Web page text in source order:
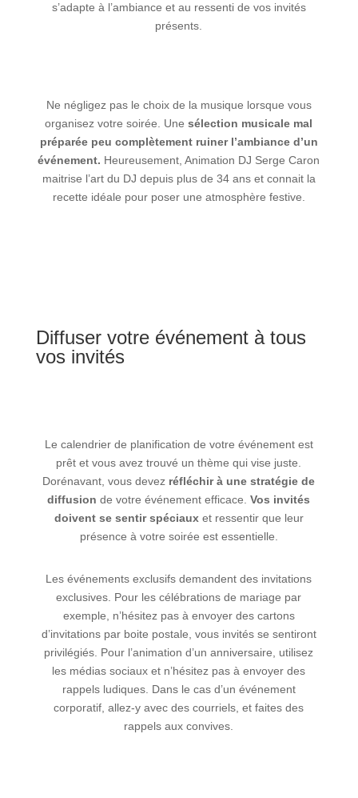
s’adapte à l’ambiance et au ressenti de vos invités
présents.
Ne négligez pas le choix de la musique lorsque vous
organisez votre soirée. Unesélection musicale mal
préparée peu complètement ruiner l’ambiance d’un
événement. Heureusement,Animation DJ Serge Caron
maitrise l’art du DJ depuis plus de 34 ans et connait la
recette idéale pour poser une atmosphère festive.
Diffuser votre événement à tous
vos invités
Le calendrier de planification de votre événement est
prêt et vous avez trouvé un thème qui vise juste.
Dorénavant, vous devez réfléchir à une stratégie de
diffusionde votre événement efficace.Vos invités
doivent se sentir spéciaux et ressentir que leur
présence à votre soirée est essentielle.
Les événements exclusifs demandent des invitations
exclusives. Pour les célébrations de mariage par
exemple, n’hésitez pas à envoyer des cartons
d’invitations par boite postale, vous invités se sentiront
privilégiés. Pour l’animation d’un anniversaire, utilisez
les médias sociaux et n’hésitez pas à envoyer des
rappels ludiques. Dans le cas d’un événement
corporatif, allez-y avec des courriels, et faites des
rappels aux convives.